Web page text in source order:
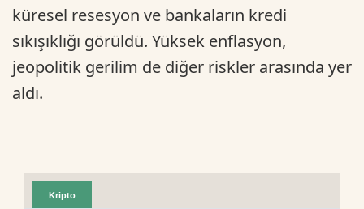
küresel resesyon ve bankaların kredi
sıkışıklığı görüldü. Yüksek enflasyon,
jeopolitik gerilim de diğer riskler arasında yer
aldı.
Kripto